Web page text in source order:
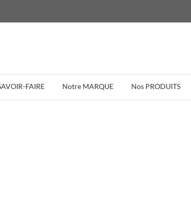
FAIRE Notre MARQUE Nos PRODUITS